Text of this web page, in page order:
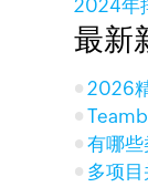
2024年
最新
2026
有哪
多项